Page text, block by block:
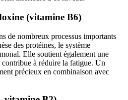
(vitamine B6)
de nombreux processus importants
des protéines, le système
Elle soutient également une
à réduire la fatigue. Un
précieux en combinaison avec